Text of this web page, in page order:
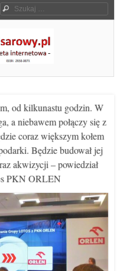
Szukaj
od kilkunastu godzin. W
a niebawem połączy się z
coraz większym kołem
Będzie budował jej
akwizycji – powiedział
PKN ORLEN